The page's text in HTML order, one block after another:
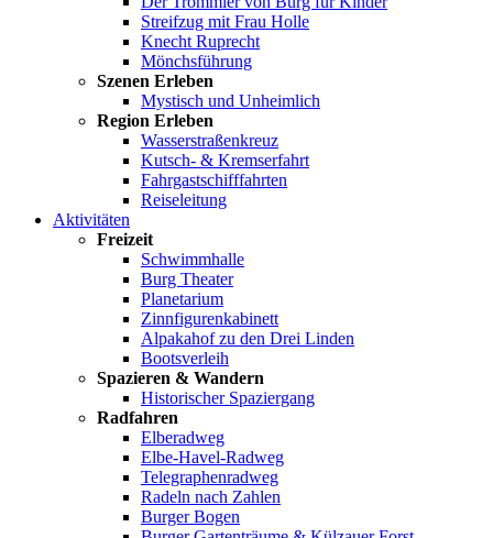
Streifzug mit Frau Holle
Knecht Ruprecht
Mönchsführung
Szenen Erleben
Mystisch und Unheimlich
Region Erleben
Wasserstraßenkreuz
Kutsch- & Kremserfahrt
Fahrgastschifffahrten
Reiseleitung
Aktivitäten
Freizeit
Schwimmhalle
Burg Theater
Planetarium
Zinnfigurenkabinett
Alpakahof zu den Drei Linden
Bootsverleih
Spazieren & Wandern
Historischer Spaziergang
Radfahren
Elberadweg
Elbe-Havel-Radweg
Telegraphenradweg
Radeln nach Zahlen
Burger Bogen